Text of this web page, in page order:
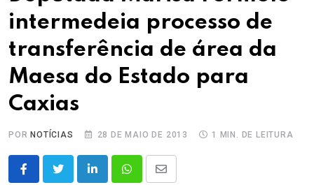
intermedeia processo de
transferência de área da
Maesa do Estado para
Caxias
POR NOTÍCIAS 28 DE MAIO DE 2013 1 MIN. DE LEITURA
LinkedInWhatsappShare